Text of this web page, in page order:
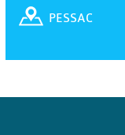
PESSAC